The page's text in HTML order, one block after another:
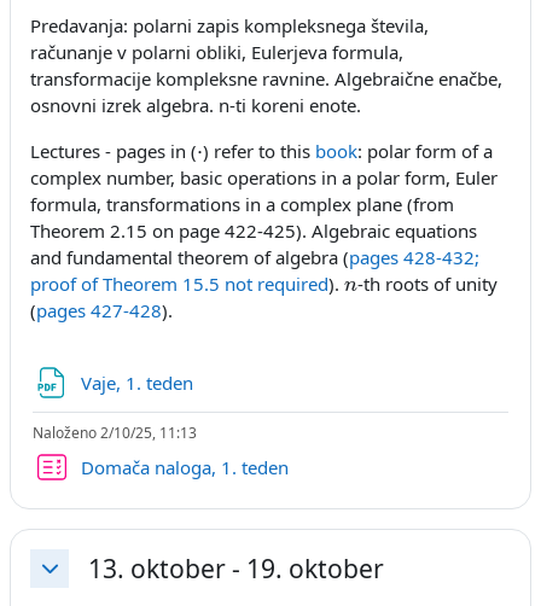
Predavanja: polarni zapis kompleksnega števila,
računanje v polarni obliki, Eulerjeva formula,
transformacije kompleksne ravnine. Algebraične enačbe,
osnovni izrek algebra. n-ti koreni enote.
Lectures - pages in ( ) refer to this book: polar form of a
complex number, basic operations in a polar form, Euler
formula, transformations in a complex plane (from
Theorem 2.15 on page 422-425). Algebraic equations
and fundamental theorem of algebra (pages 428-432;
proof of Theorem 15.5 not required). n-th roots of unity
(pages 427-428).
Vaje, 1. teden
Naloženo 2/10/25, 11:13
Domača naloga, 1. tedenKviz
Skrči 13. oktober - 19. oktober